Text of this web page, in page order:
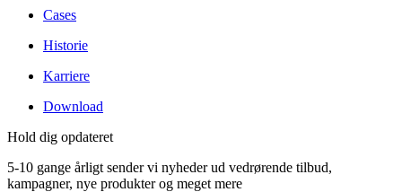
Cases
Historie
Karriere
Download
Hold dig opdateret
5-10 gange årligt sender vi nyheder ud vedrørende tilbud,
kampagner, nye produkter og meget mere